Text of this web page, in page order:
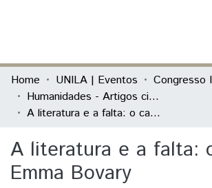
Communities & Collections
All of DSpace
Home UNILA | Eventos
Humanidades - Artigos científicos
A literatura e a falta: o caso de Emma Bovary
A literatura e a falta:
Emma Bovary